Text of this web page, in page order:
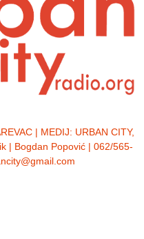
| MEDIJ: URBAN CITY,
| Bogdan Popović | 062/565-